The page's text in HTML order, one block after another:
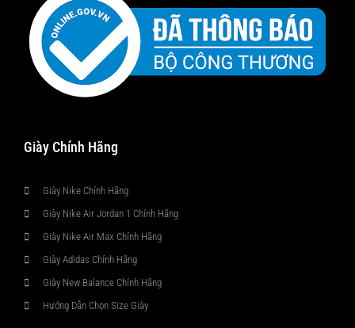
Giày Chính Hãng
Giày Nike Chính Hãng
Giày Nike Air Jordan 1 Chính Hãng
Giày Nike Air Max Chính Hãng
Giày Adidas Chính Hãng
Giày New Balance Chính Hãng
Hướng Dẫn Chọn Size Giày